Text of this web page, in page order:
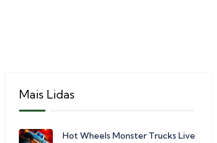
Mais Lidas
Hot Wheels Monster Trucks Live